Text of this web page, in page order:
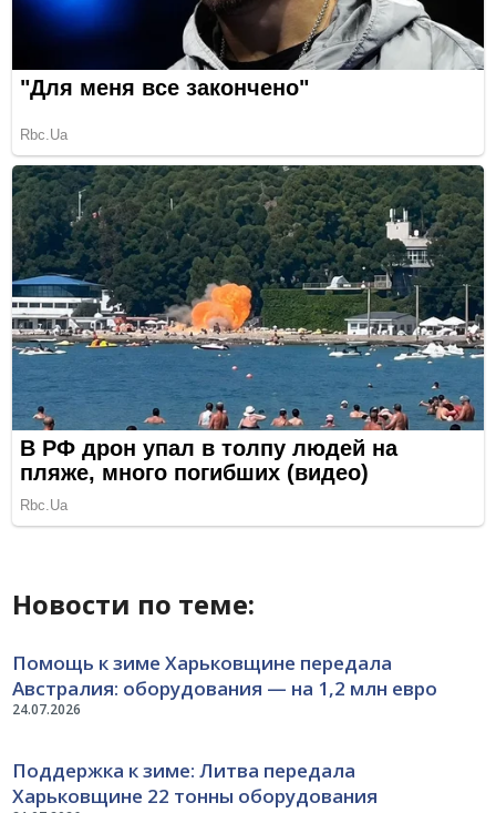
Новости по теме:
24.07.2026
Помощь к зиме Харьковщине передала
Австралия: оборудования — на 1,2 млн евро
Поддержка к зиме: Литва передала
Харьковщине 22 тонны оборудования